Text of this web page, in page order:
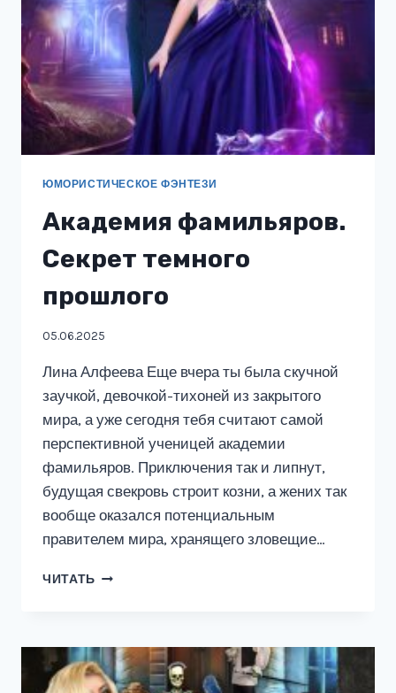
ЮМОРИСТИЧЕСКОЕ ФЭНТЕЗИ
Академия фамильяров.
Секрет темного
прошлого
05.06.2025
Лина Алфеева Еще вчера ты была скучной
заучкой, девочкой-тихоней из закрытого
мира, а уже сегодня тебя считают самой
перспективной ученицей академии
фамильяров. Приключения так и липнут,
будущая свекровь строит козни, а жених так
вообще оказался потенциальным
правителем мира, хранящего зловещие…
ЧИТАТЬ АКАДЕМИЯ
ПРОШЛОГО